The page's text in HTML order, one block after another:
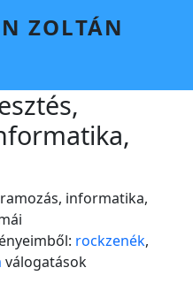
ZOLTÁN
informatika,
rockzenék,
válogatások